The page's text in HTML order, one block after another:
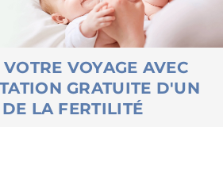
VOYAGE AVEC
GRATUITE D'UN
LA FERTILITÉ